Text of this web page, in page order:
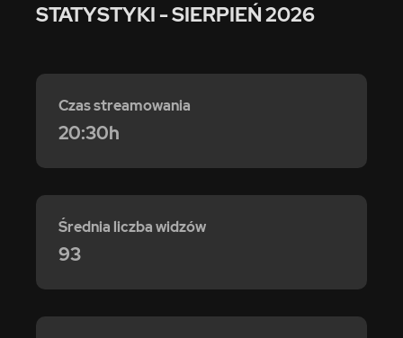
STATYSTYKI - SIERPIEŃ 2026
Czas streamowania
20:30h
Średnia liczba widzów
93